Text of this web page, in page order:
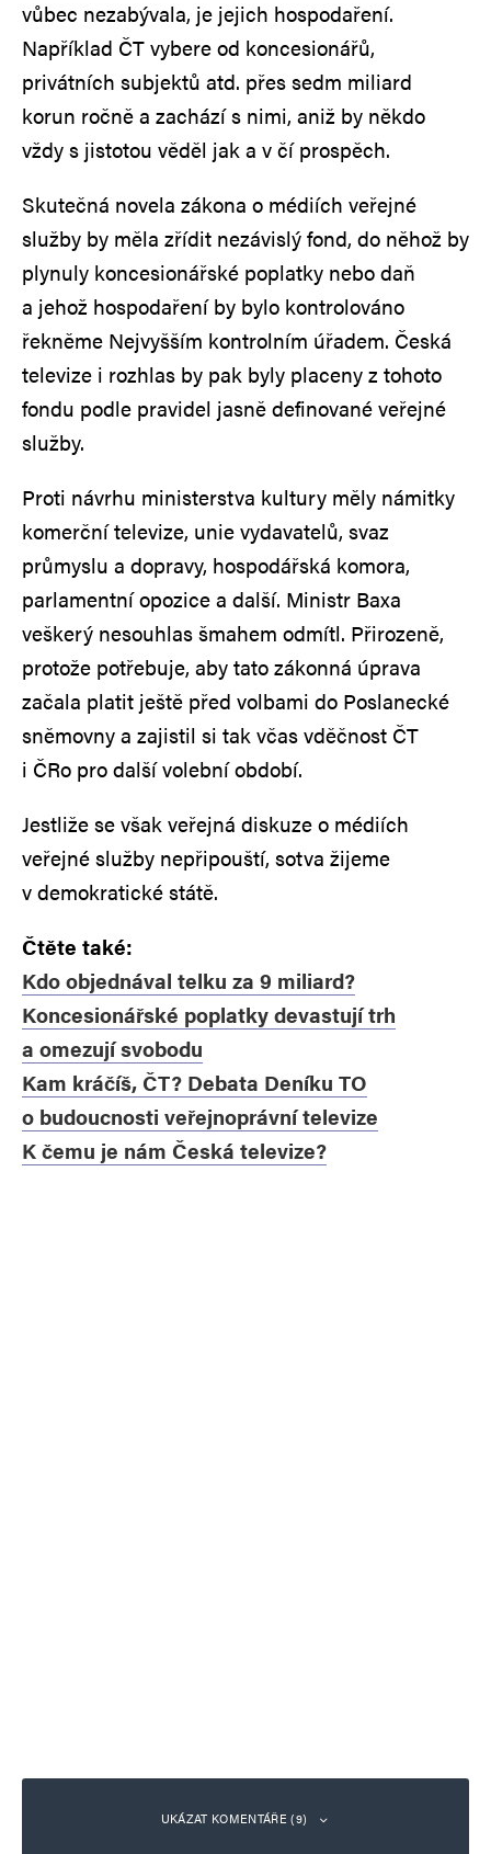
vůbec nezabývala, je jejich hospodaření.
Například ČT vybere od koncesionářů,
privátních subjektů atd. přes sedm miliard
korun ročně a zachází s nimi, aniž by někdo
vždy s jistotou věděl jak a v čí prospěch.
Skutečná novela zákona o médiích veřejné
služby by měla zřídit nezávislý fond, do něhož by
plynuly koncesionářské poplatky nebo daň
a jehož hospodaření by bylo kontrolováno
řekněme Nejvyšším kontrolním úřadem. Česká
televize i rozhlas by pak byly placeny z tohoto
fondu podle pravidel jasně definované veřejné
služby.
Proti návrhu ministerstva kultury měly námitky
komerční televize, unie vydavatelů, svaz
průmyslu a dopravy, hospodářská komora,
parlamentní opozice a další. Ministr Baxa
veškerý nesouhlas šmahem odmítl. Přirozeně,
protože potřebuje, aby tato zákonná úprava
začala platit ještě před volbami do Poslanecké
sněmovny a zajistil si tak včas vděčnost ČT
i ČRo pro další volební období.
Jestliže se však veřejná diskuze o médiích
veřejné služby nepřipouští, sotva žijeme
v demokratické státě.
Čtěte také:
Kdo objednával telku za 9 miliard?
Koncesionářské poplatky devastují trh
a omezují svobodu
Kam kráčíš, ČT? Debata Deníku TO
o budoucnosti veřejnoprávní televize
K čemu je nám Česká televize?
UKÁZAT KOMENTÁŘE (9)